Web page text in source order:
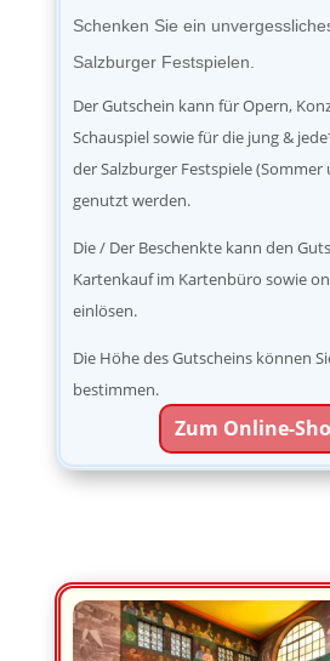
Schenken Sie ein
Salzburger Festspielen.
Der Gutschein kann für Opern,
Schauspiel sowie für die jung &
der Salzburger Festspiele
genutzt werden.
Die / Der Beschenkte kann den
Kartenkauf im Kartenbüro sowie
einlösen.
Die Höhe des Gutscheins können
bestimmen.
Zum Online-